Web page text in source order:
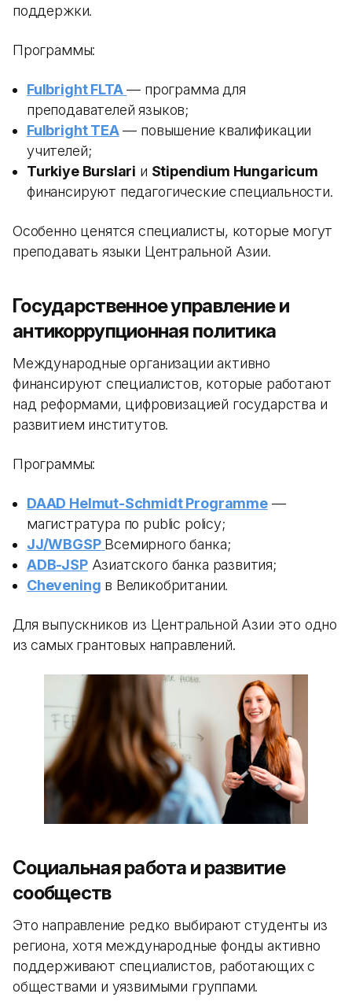
поддержки.
Программы:
Fulbright FLTA — программа для
преподавателей языков;
Fulbright TEA— повышение квалификации
учителей;
Turkiye Burslari и Stipendium Hungaricum
финансируют педагогические специальности.
Особенно ценятся специалисты, которые могут
преподавать языки Центральной Азии.
Государственное управление и
антикоррупционная политика
Международные организации активно
финансируют специалистов, которые работают
над реформами, цифровизацией государства и
развитием институтов.
Программы:
DAAD Helmut-Schmidt Programme—
магистратура по public policy;
JJ/WBGSP Всемирного банка;
ADB-JSPАзиатского банка развития;
Chevening в Великобритании.
Для выпускников из Центральной Азии это одно
из самых грантовых направлений.
Социальная работа и развитие
сообществ
Это направление редко выбирают студенты из
региона, хотя международные фонды активно
поддерживают специалистов, работающих с
обществами и уязвимыми группами.